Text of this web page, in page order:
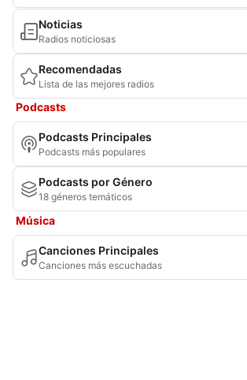
Noticias
Radios noticiosas
Recomendadas
Lista de las mejores radios
Podcasts
Podcasts Principales
Podcasts más populares
Podcasts por Género
18 géneros temáticos
Música
Canciones Principales
Canciones más escuchadas